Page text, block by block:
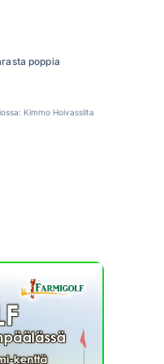
poppia
Kimmo Hoivassilta